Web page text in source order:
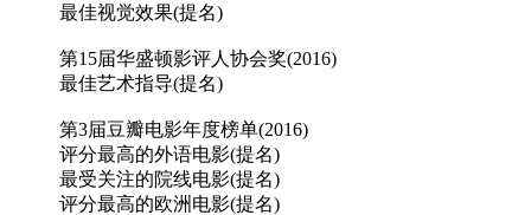
最佳视觉效果(提名)
第15届华盛顿影评人协会奖(2016)
最佳艺术指导(提名)
第3届豆瓣电影年度榜单(2016)
评分最高的外语电影(提名)
最受关注的院线电影(提名)
评分最高的欧洲电影(提名)